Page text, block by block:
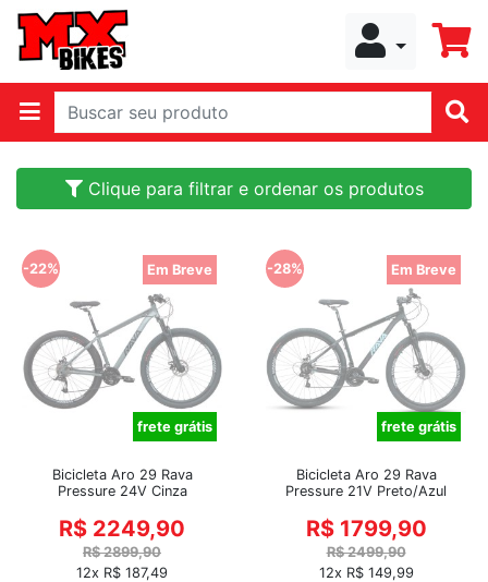
Clique para filtrar e ordenar os produtos
-22% Em Breve
frete grátis
Bicicleta Aro 29 Rava
Pressure 24V Cinza
R$ 2249,90
R$ 2899,90
12x R$ 187,49
-28% Em Breve
frete grátis
Bicicleta Aro 29 Rava
Pressure 21V Preto/Azul
R$ 1799,90
R$ 2499,90
12x R$ 149,99